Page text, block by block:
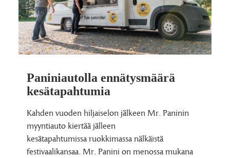
Paniniautolla ennätysmäärä
kesätapahtumia
Kahden vuoden hiljaiselon jälkeen Mr. Paninin
myyntiauto kiertää jälleen
kesätapahtumissa ruokkimassa nälkäistä
festivaalikansaa. Mr. Panini on menossa mukana